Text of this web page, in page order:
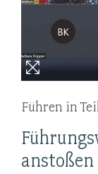
Führen in
anstoßen